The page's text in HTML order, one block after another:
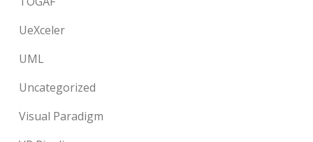
UeXceler
UML
Uncategorized
Visual Paradigm